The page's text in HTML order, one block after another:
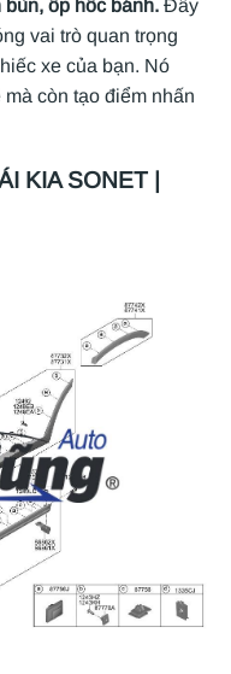
bùn, ốp hốc bánh. Đây
vai trò quan trọng
xe của bạn. Nó
còn tạo điểm nhấn
KIA SONET |